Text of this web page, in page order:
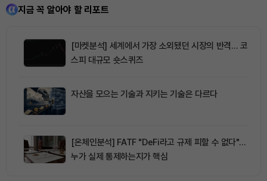
지금 꼭 알아야 할 리포트
[마켓분석] 세계에서 가장 소외됐던 시장의 반격… 코
스피 대규모 숏스퀴즈
자산을 모으는 기술과 지키는 기술은 다르다
[온체인분석] FATF "DeFi라고 규제 피할 수 없다"…
누가 실제 통제하는지가 핵심